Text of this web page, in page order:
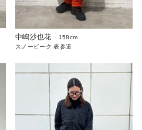
中嶋沙也花
158cm
スノーピーク 表参道